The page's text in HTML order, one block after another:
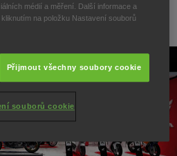
médií a měření. Další informace a
na položku Nastavení souborů
Přijmout všechny soubory cookie
souborů cookie